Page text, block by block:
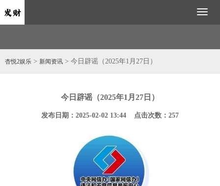
杏悦2娱乐 > 新闻资讯 > 今日辟谣（2025年1月27日）
今日辟谣（2025年1月27日）
发布日期：2025-02-02 13:44 点击次数：257